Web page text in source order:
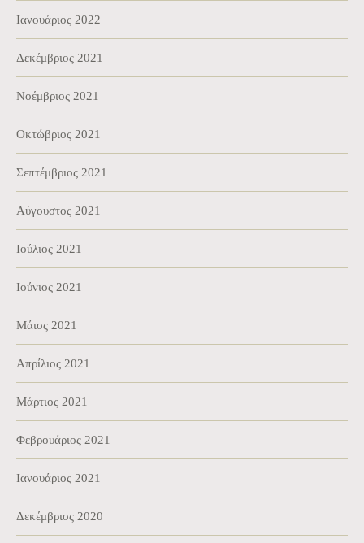
Ιανουάριος 2022
Δεκέμβριος 2021
Νοέμβριος 2021
Οκτώβριος 2021
Σεπτέμβριος 2021
Αύγουστος 2021
Ιούλιος 2021
Ιούνιος 2021
Μάιος 2021
Απρίλιος 2021
Μάρτιος 2021
Φεβρουάριος 2021
Ιανουάριος 2021
Δεκέμβριος 2020